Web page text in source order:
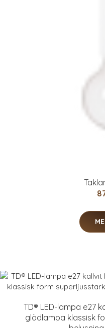
TD® LED-lampa e27
glödlampa klassisk